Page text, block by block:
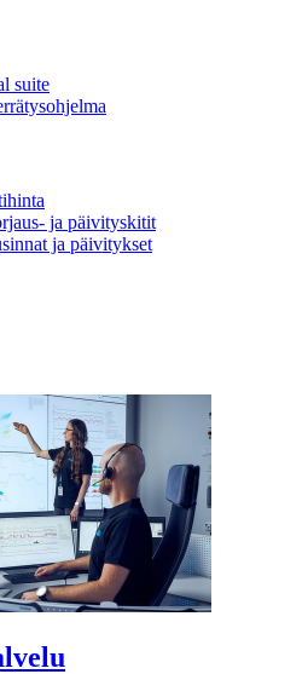
suite
ja päivityskitit
ja päivitykset